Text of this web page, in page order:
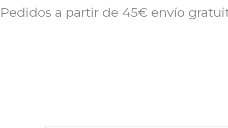
Pedidos a partir de 45€ envío